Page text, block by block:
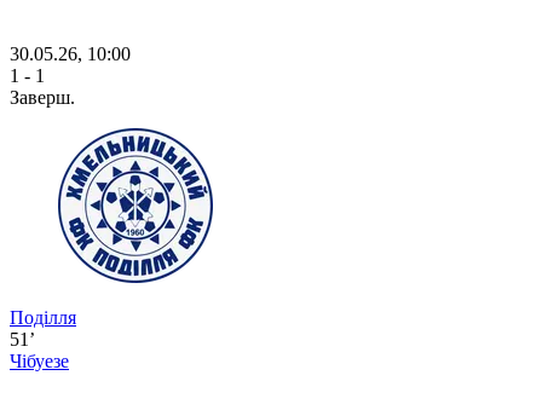
30.05.26, 10:00
1 - 1
Заверш.
Поділля
51’
Чібуезе